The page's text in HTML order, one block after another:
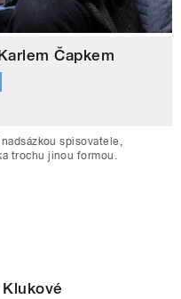
Čapkem
spisovatele,
trochu jinou formou.